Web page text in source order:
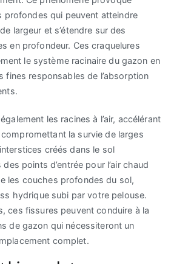
profondes qui peuvent atteindre
largeur et s’étendre sur des
en profondeur. Ces craquelures
le système racinaire du gazon en
fines responsables de l’absorption
les racines à l’air, accélérant
la survie de larges
créés dans le sol
points d’entrée pour l’air chaud
les couches profondes du sol,
hydrique subi par votre pelouse.
ces fissures peuvent conduire à la
de gazon qui nécessiteront un
complet.